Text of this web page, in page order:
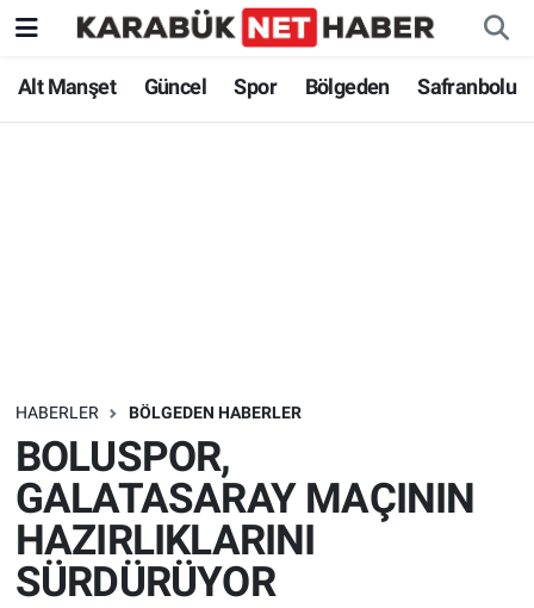
Alt Manşet Güncel Spor Bölgeden Safranbolu
HABERLER BÖLGEDEN HABERLER
BOLUSPOR,
GALATASARAY MAÇININ
HAZIRLIKLARINI
SÜRDÜRÜYOR